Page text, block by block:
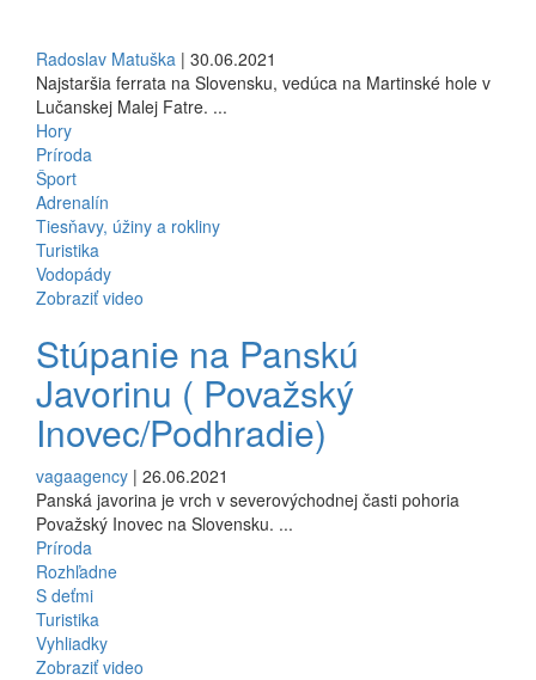
Radoslav Matuška | 30.06.2021
Najstaršia ferrata na Slovensku, vedúca na Martinské hole v
Lučanskej Malej Fatre. ...
Hory
Príroda
Šport
Adrenalín
Tiesňavy, úžiny a rokliny
Turistika
Vodopády
Zobraziť video
Stúpanie na Panskú
Javorinu ( Považský
Inovec/Podhradie)
vagaagency | 26.06.2021
Panská javorina je vrch v severovýchodnej časti pohoria
Považský Inovec na Slovensku. ...
Príroda
Rozhľadne
S deťmi
Turistika
Vyhliadky
Zobraziť video